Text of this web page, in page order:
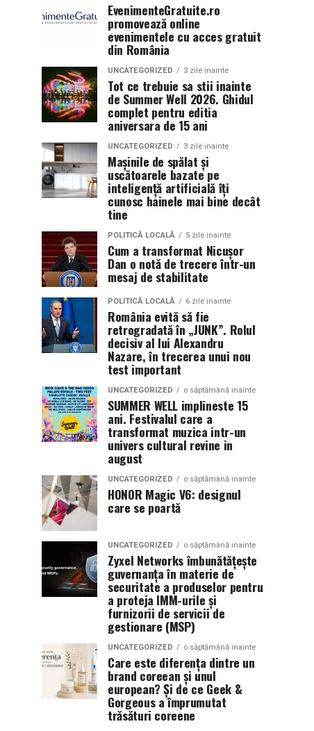
EvenimenteGratuite.ro
promovează online
evenimentele cu acces gratuit
din România
UNCATEGORIZED 3 zile inainte
Tot ce trebuie sa stii inainte
de Summer Well 2026. Ghidul
complet pentru editia
aniversara de 15 ani
UNCATEGORIZED 3 zile inainte
Mașinile de spălat și
uscătoarele bazate pe
inteligență artificială îți
cunosc hainele mai bine decât
tine
POLITICĂ LOCALĂ 5 zile inainte
Cum a transformat Nicușor
Dan o notă de trecere într-un
mesaj de stabilitate
POLITICĂ LOCALĂ 6 zile inainte
România evită să fie
retrogradată în „JUNK”. Rolul
decisiv al lui Alexandru
Nazare, în trecerea unui nou
test important
UNCATEGORIZED o săptămână inainte
SUMMER WELL implineste 15
ani. Festivalul care a
transformat muzica intr-un
univers cultural revine in
august
UNCATEGORIZED o săptămână inainte
HONOR Magic V6: designul
care se poartă
UNCATEGORIZED o săptămână inainte
Zyxel Networks îmbunătățește
guvernanța în materie de
securitate a produselor pentru
a proteja IMM-urile și
furnizorii de servicii de
gestionare (MSP)
UNCATEGORIZED o săptămână inainte
Care este diferența dintre un
brand coreean și unul
european? Și de ce Geek &
Gorgeous a împrumutat
trăsături coreene